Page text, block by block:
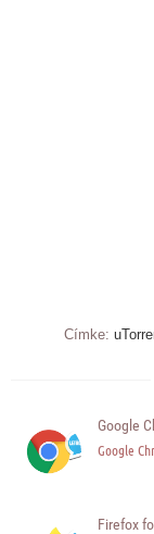
Címke:
Google
Google
Firefox